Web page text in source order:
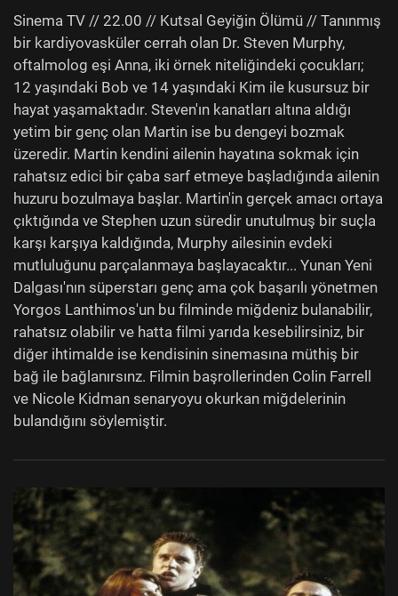
Sinema TV // 22.00 // Kutsal Geyiğin Ölümü // Tanınmış
bir kardiyovasküler cerrah olan Dr. Steven Murphy,
oftalmolog eşi Anna, iki örnek niteliğindeki çocukları;
12 yaşındaki Bob ve 14 yaşındaki Kim ile kusursuz bir
hayat yaşamaktadır. Steven'ın kanatları altına aldığı
yetim bir genç olan Martin ise bu dengeyi bozmak
üzeredir. Martin kendini ailenin hayatına sokmak için
rahatsız edici bir çaba sarf etmeye başladığında ailenin
huzuru bozulmaya başlar. Martin'in gerçek amacı ortaya
çıktığında ve Stephen uzun süredir unutulmuş bir suçla
karşı karşıya kaldığında, Murphy ailesinin evdeki
mutluluğunu parçalanmaya başlayacaktır... Yunan Yeni
Dalgası'nın süperstarı genç ama çok başarılı yönetmen
Yorgos Lanthimos'un bu filminde miğdeniz bulanabilir,
rahatsız olabilir ve hatta filmi yarıda kesebilirsiniz, bir
diğer ihtimalde ise kendisinin sinemasına müthiş bir
bağ ile bağlanırsınz. Filmin başrollerinden Colin Farrell
ve Nicole Kidman senaryoyu okurkan miğdelerinin
bulandığını söylemiştir.